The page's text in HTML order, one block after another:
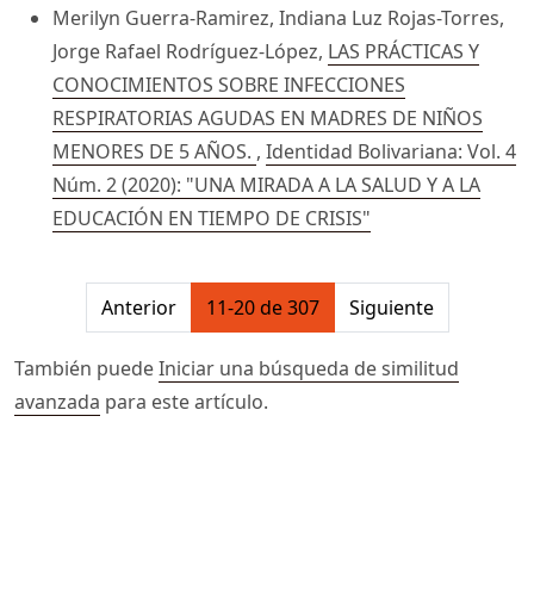
Merilyn Guerra-Ramirez, Indiana Luz Rojas-Torres,
Jorge Rafael Rodríguez-López, LAS PRÁCTICAS Y
CONOCIMIENTOS SOBRE INFECCIONES
RESPIRATORIAS AGUDAS EN MADRES DE NIÑOS
MENORES DE 5 AÑOS. , Identidad Bolivariana: Vol. 4
Núm. 2 (2020): "UNA MIRADA A LA SALUD Y A LA
EDUCACIÓN EN TIEMPO DE CRISIS"
##issue.pagination##
Anterior 11-20 de 307 Siguiente
También puedeIniciar una búsqueda de similitud
avanzada para este artículo.